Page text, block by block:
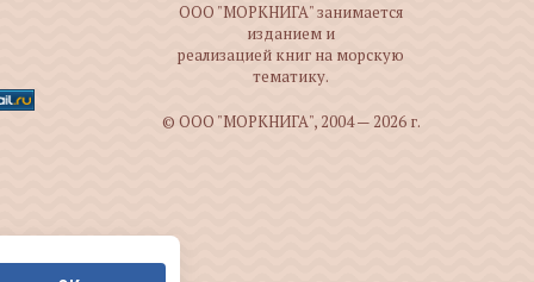
ООО "МОРКНИГА" занимается
изданием и
реализацией книг на морскую
тематику.
© ООО "МОРКНИГА", 2004 — 2026 г.